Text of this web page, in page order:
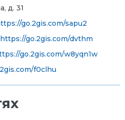
д. 31
go.2gis.com/sapu2
https://go.2gis.com/dvthm
go.2gis.com/w8yqn1w
f0clhu